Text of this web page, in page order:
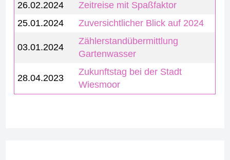
26.02.2024
Zeitreise mit Spaßfaktor
25.01.2024
Zuversichtlicher Blick auf 2024
03.01.2024
Zählerstandübermittlung
Gartenwasser
28.04.2023
Zukunftstag bei der Stadt
Wiesmoor